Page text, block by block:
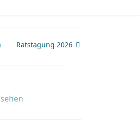
Ratstagung 2026